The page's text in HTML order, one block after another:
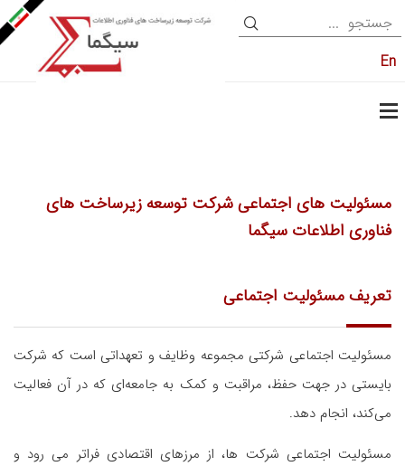
En
مسئولیت های اجتماعی شرکت توسعه زیرساخت های
فناوری اطلاعات سیگما
تعریف مسئولیت اجتماعی
مسئولیت اجتماعی شرکتی مجموعه وظایف و تعهداتی است که شرکت
بایستی در جهت حفظ، مراقبت و کمک به جامعه‌ای که در آن فعالیت
می‌کند، انجام دهد.
مسئولیت اجتماعی شرکت ها، از مرزهای اقتصادی فراتر می رود و